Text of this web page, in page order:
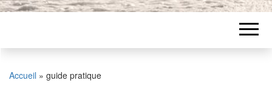
Accueil » guide pratique